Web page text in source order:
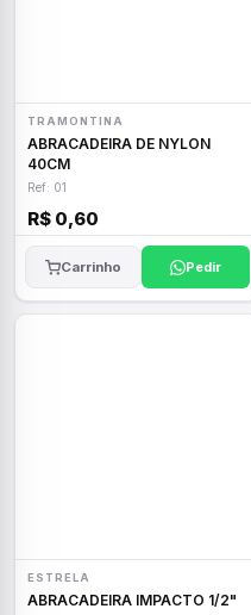
TRAMONTINA
ABRACADEIRA DE NYLON
40CM
Ref: 01
R$ 0,60
Carrinho Pedir
ESTRELA
ABRACADEIRA IMPACTO 1/2"